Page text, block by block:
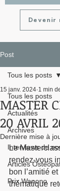
Devenir
Post
Tous les posts
Actualités
Archives
Interviews de
Articles
Prix Wanono
Tous les posts
MASTER
20 AVRIL
15 janv. 2024 1 min
Dernière mise à
Le
rendez-vous
bon l’amitié
thématique